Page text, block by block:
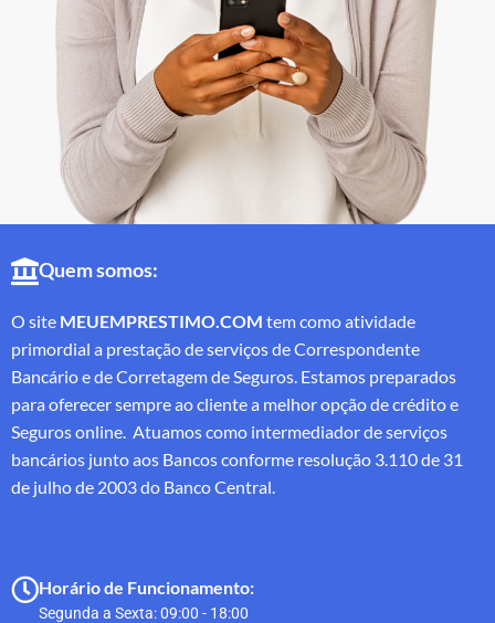
Quem somos:
O site MEUEMPRESTIMO.COM tem como atividade
primordial a prestação de serviços de Correspondente
Bancário e de Corretagem de Seguros. Estamos preparados
para oferecer sempre ao cliente a melhor opção de crédito e
Seguros online. Atuamos como intermediador de serviços
bancários junto aos Bancos conforme resolução 3.110 de 31
de julho de 2003 do Banco Central.
Horário de Funcionamento:
Segunda a Sexta: 09:00 - 18:00